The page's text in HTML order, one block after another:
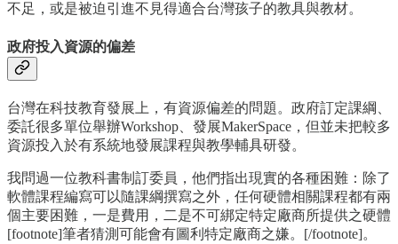
不足，或是被迫引進不見得適合台灣孩子的教具與教材。
政府投入資源的偏差
台灣在科技教育發展上，有資源偏差的問題。政府訂定課綱、
委託很多單位舉辦Workshop、發展MakerSpace，但並未把較多
資源投入於有系統地發展課程與教學輔具研發。
我問過一位教科書制訂委員，他們指出現實的各種困難：除了
軟體課程編寫可以隨課綱撰寫之外，任何硬體相關課程都有兩
個主要困難，一是費用，二是不可綁定特定廠商所提供之硬體
[footnote]筆者猜測可能會有圖利特定廠商之嫌。[/footnote]。